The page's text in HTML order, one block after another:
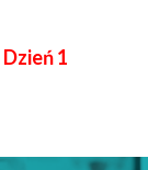
Dzień 1